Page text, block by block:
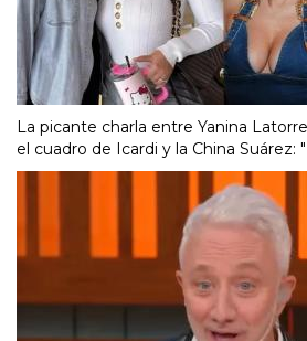
La picante charla entre Yanina
el cuadro de Icardi y la China Suárez: